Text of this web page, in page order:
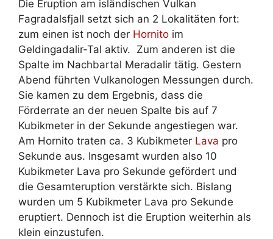
Die Eruption am isländischen Vulkan
Fagradalsfjall setzt sich an 2 Lokalitäten fort:
zum einen ist noch der Hornito im
Geldingadalir-Tal aktiv. Zum anderen ist die
Spalte im Nachbartal Meradalir tätig. Gestern
Abend führten Vulkanologen Messungen durch.
Sie kamen zu dem Ergebnis, dass die
Förderrate an der neuen Spalte bis auf 7
Kubikmeter in der Sekunde angestiegen war.
Am Hornito traten ca. 3 Kubikmeter Lava pro
Sekunde aus. Insgesamt wurden also 10
Kubikmeter Lava pro Sekunde gefördert und
die Gesamteruption verstärkte sich. Bislang
wurden um 5 Kubikmeter Lava pro Sekunde
eruptiert. Dennoch ist die Eruption weiterhin als
klein einzustufen.